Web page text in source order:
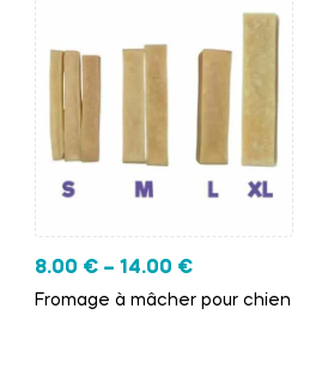
8.00 € – 14.00 €
Fromage à mâcher pour chien